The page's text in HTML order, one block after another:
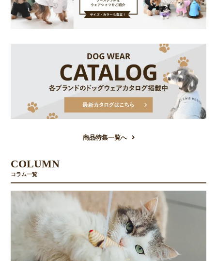
お買い物を続ける カートへ進む
商品特集一覧へ
COLUMN
コラム一覧